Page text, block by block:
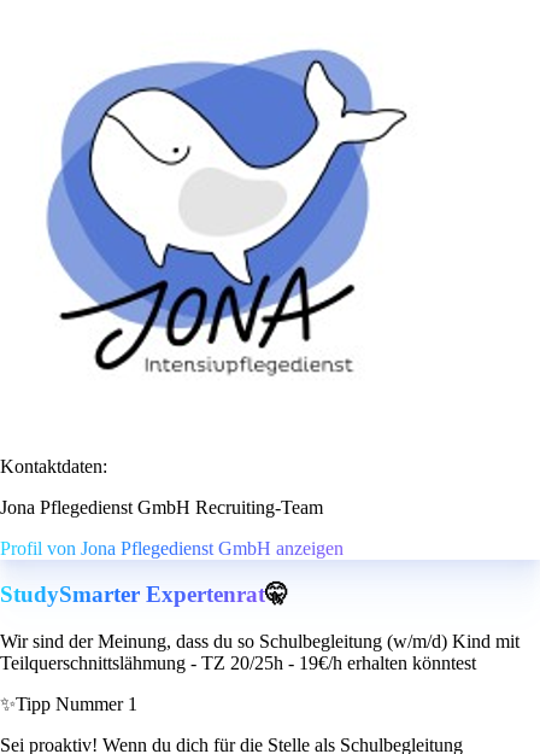
Kontaktdaten:
Jona Pflegedienst GmbH Recruiting-Team
Profil von Jona Pflegedienst GmbH anzeigen
StudySmarter Expertenrat🤫
Wir sind der Meinung, dass du so Schulbegleitung (w/m/d) Kind mit
Teilquerschnittslähmung - TZ 20/25h - 19€/h erhalten könntest
✨Tipp Nummer 1
Sei proaktiv! Wenn du dich für die Stelle als Schulbegleitung